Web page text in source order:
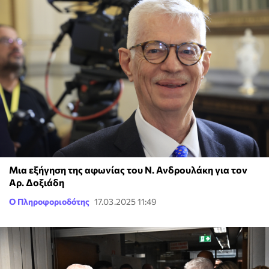
Μια εξήγηση της αφωνίας του Ν. Ανδρουλάκη για τον
Αρ. Δοξιάδη
Ο Πληροφοριοδότης 17.03.2025 11:49